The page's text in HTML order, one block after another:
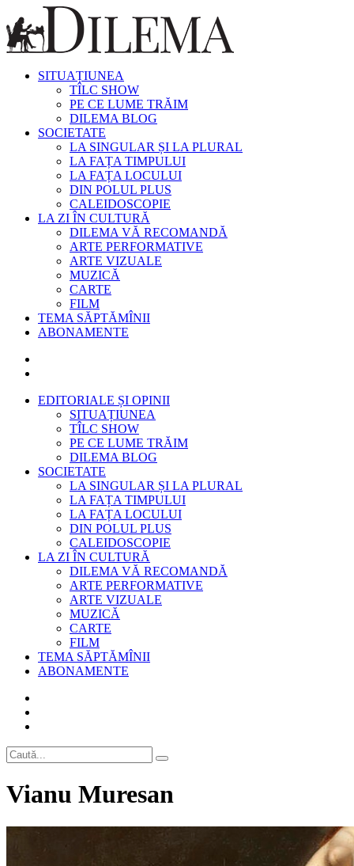
SITUAȚIUNEA
TÎLC SHOW
PE CE LUME TRĂIM
DILEMA BLOG
SOCIETATE
LA SINGULAR ȘI LA PLURAL
LA FAȚA TIMPULUI
LA FAȚA LOCULUI
DIN POLUL PLUS
CALEIDOSCOPIE
LA ZI ÎN CULTURĂ
DILEMA VĂ RECOMANDĂ
ARTE PERFORMATIVE
ARTE VIZUALE
MUZICĂ
CARTE
FILM
TEMA SĂPTĂMÎNII
ABONAMENTE
EDITORIALE ȘI OPINII
SITUAȚIUNEA
TÎLC SHOW
PE CE LUME TRĂIM
DILEMA BLOG
SOCIETATE
LA SINGULAR ȘI LA PLURAL
LA FAȚA TIMPULUI
LA FAȚA LOCULUI
DIN POLUL PLUS
CALEIDOSCOPIE
LA ZI ÎN CULTURĂ
DILEMA VĂ RECOMANDĂ
ARTE PERFORMATIVE
ARTE VIZUALE
MUZICĂ
CARTE
FILM
TEMA SĂPTĂMÎNII
ABONAMENTE
Vianu Muresan